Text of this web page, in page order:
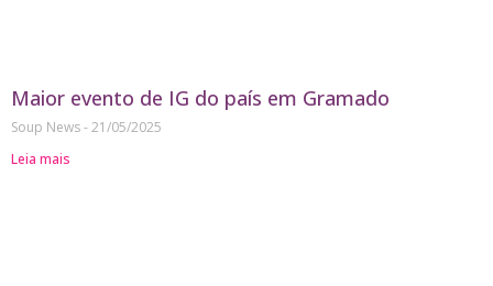
Maior evento de IG do país em Gramado
Soup News 21/05/2025
Leia mais